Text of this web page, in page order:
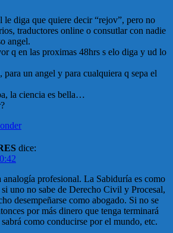
le diga que quiere decir “rejov”, pero no
traductores online o consutlar con nadie
angel.
q en las proximas 48hrs s elo diga y ud lo
para un angel y para cualquiera q sepa el
la ciencia es bella…
dice:
profesional. La Sabiduría es como
uno no sabe de Derecho Civil y Procesal,
desempeñarse como abogado. Si no se
por más dinero que tenga terminará
como conducirse por el mundo, etc.